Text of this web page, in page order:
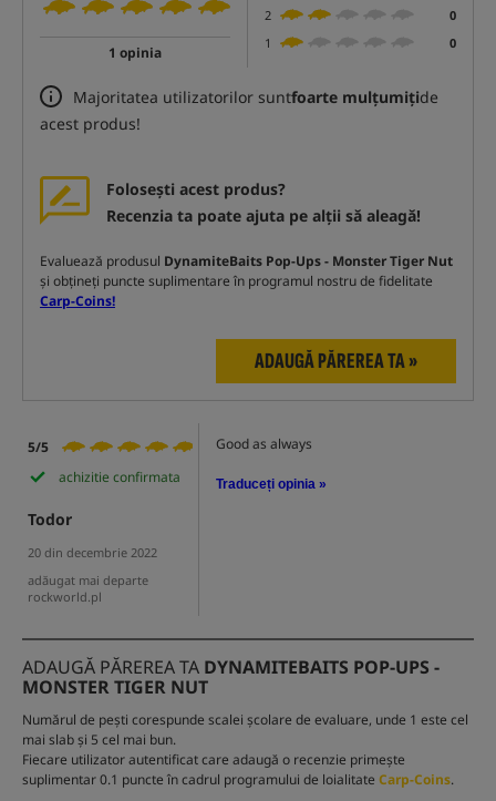
1 opinia
2
0
1
0
Majoritatea utilizatorilor suntfoarte mulțumițide
acest produs!
Folosești acest produs?
Recenzia ta poate ajuta pe alții să aleagă!
Evaluează produsul DynamiteBaits Pop-Ups - Monster Tiger Nut
și obțineți puncte suplimentare în programul nostru de fidelitate
Carp-Coins!
ADAUGĂ PĂREREA TA »
5/5
achizitie confirmata
Todor
20 din decembrie 2022
adăugat mai departe
rockworld.pl
Good as always
Traduceți opinia »
ADAUGĂ PĂREREA TA DYNAMITEBAITS POP-UPS -
MONSTER TIGER NUT
Numărul de pești corespunde scalei școlare de evaluare, unde 1 este cel
mai slab și 5 cel mai bun.
Fiecare utilizator autentificat care adaugă o recenzie primește
suplimentar 0.1 puncte în cadrul programului de loialitate Carp-Coins.